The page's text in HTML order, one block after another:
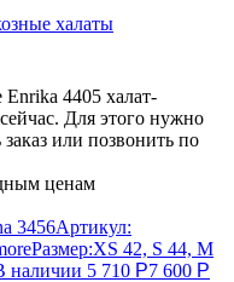
халаты
4405 халат-
Для этого нужно
или позвонить по
ценам
3456Артикул:
Размер:XS 42, S 44, M
наличии 5 710 Р7 600 Р